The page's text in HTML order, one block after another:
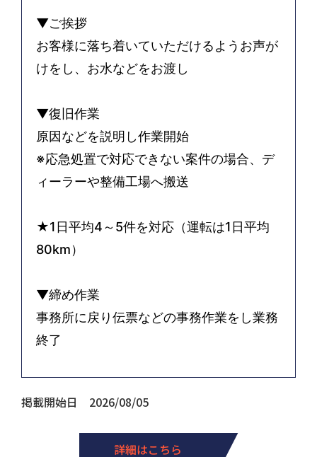
▼ご挨拶
お客様に落ち着いていただけるようお声が
けをし、お水などをお渡し
▼復旧作業
原因などを説明し作業開始
※応急処置で対応できない案件の場合、デ
ィーラーや整備工場へ搬送
★1日平均4～5件を対応（運転は1日平均
80km）
▼締め作業
事務所に戻り伝票などの事務作業をし業務
終了
掲載開始日 2026/08/05
詳細はこちら